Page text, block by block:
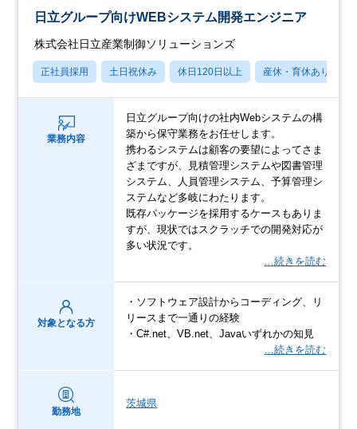
日立グループ向けWEBシステム開発エンジニア
株式会社日立産業制御ソリューションズ
正社員採用 土日祝休み 休日120日以上 産休・育休あり
業務内容
日立グループ向けの社内Webシステムの構
築から保守業務をお任せします。
携わるシステムは顧客の要望によってさま
ざまですが、見積管理システムや図書管理
システム、人員管理システム、予算管理シ
ステムなど多岐にわたります。
既存パッケージを採用するケースもありま
すが、現状ではスクラッチでの開発対応が
多い状況です。
…続きを読む
対象となる方
・ソフトウェア設計からコーディング、リ
リースまで一通りの経験
・C#.net、VB.net、Javaいずれかの知見
…続きを読む
勤務地
茨城県